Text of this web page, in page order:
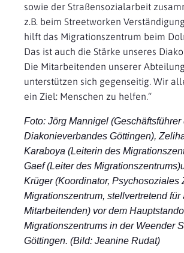
sowie der Straßensozialarbeit
z.B. beim Streetworken
hilft das Migrationszentrum beim
Das ist auch die Stärke unseres
Die Mitarbeitenden unserer
unterstützen sich gegenseitig. Wir
ein Ziel: Menschen zu helfen.“
Foto: Jörg Mannigel (Geschäftsführer
Diakonieverbandes Göttingen),
Karaboya (Leiterin des
Gaef (Leiter des
Krüger (Koordinator, Psychosoziales
Migrationszentrum, stellvertretend für
Mitarbeitenden) vor dem
Migrationszentrums in der Weender
Göttingen. (Bild: Jeanine Rudat)